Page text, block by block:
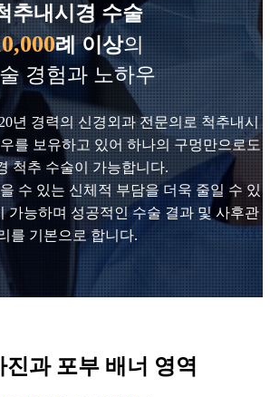
추내시경 수술
례이상의
경험과 노하우
년 경력의 신경외과 전문의로 척추내시
를 보유하고 있어 하나의 구멍만으로도
척추 수술이 가능합니다.
수 있는 신체적 부담을 더욱 줄일 수 있
가능하며 성공적인 수술 결과 및 사후관
를 기본으로 합니다.
과 포부 배너 영역